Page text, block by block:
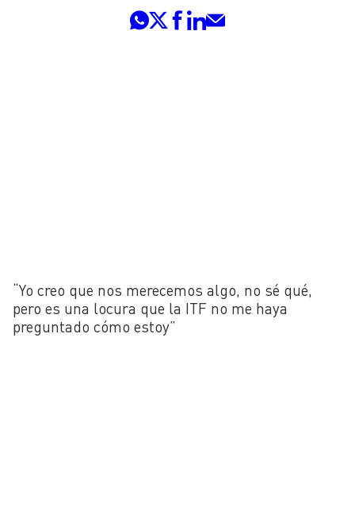
“Yo creo que nos merecemos algo, no sé qué,
pero es una locura que la ITF no me haya
preguntado cómo estoy”